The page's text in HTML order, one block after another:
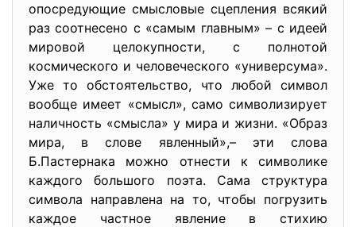
опосредующие смысловые сцепления всякий
раз соотнесено с «самым главным» – с идеей
мировой целокупности, с полнотой
космического и человеческого «универсума».
Уже то обстоятельство, что любой символ
вообще имеет «смысл», само символизирует
наличность «смысла» у мира и жизни. «Образ
мира, в слове явленный»,– эти слова
Б.Пастернака можно отнести к символике
каждого большого поэта. Сама структура
символа направлена на то, чтобы погрузить
каждое частное явление в стихию